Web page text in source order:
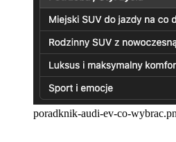
poradknik-audi-ev-co-